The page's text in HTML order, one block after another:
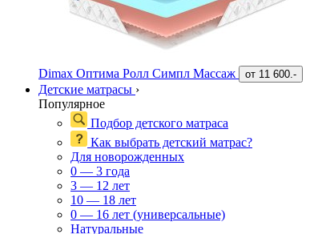
Dimax Оптима Ролл Симпл Массаж от 11 600.-
Детские матрасы ›
Популярное
Подбор детского матраса
Как выбрать детский матрас?
Для новорожденных
0 — 3 года
3 — 12 лет
10 — 18 лет
0 — 16 лет (универсальные)
Натуральные